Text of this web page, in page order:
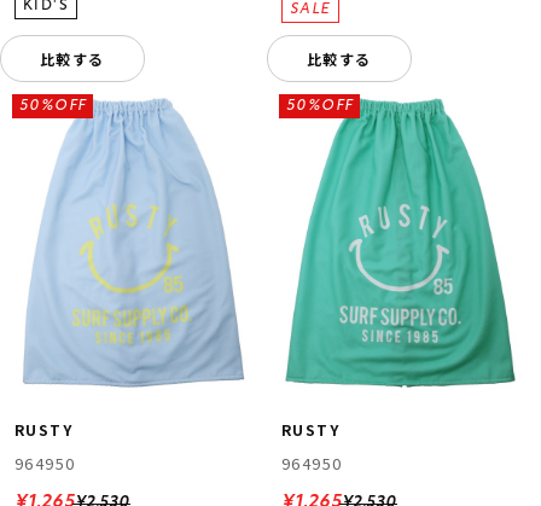
比較する 比較する
RUSTY
964950
50%OFF
RUSTY
964950
50%OFF